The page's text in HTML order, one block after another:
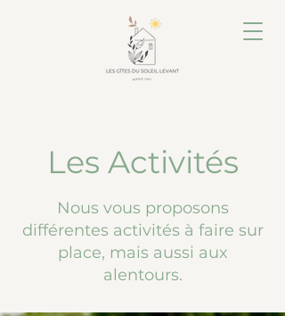
Les Activités
Nous vous proposons
différentes activités à faire sur
place, mais aussi aux
alentours.